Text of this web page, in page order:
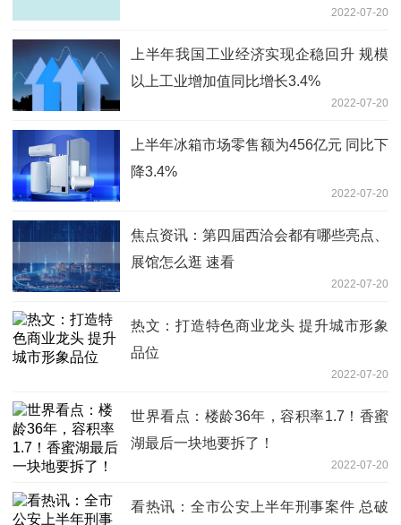
2022-07-20
上半年我国工业经济实现企稳回升 规模
以上工业增加值同比增长3.4%
2022-07-20
上半年冰箱市场零售额为456亿元 同比下
降3.4%
2022-07-20
焦点资讯：第四届西洽会都有哪些亮点、
展馆怎么逛 速看
2022-07-20
热文：打造特色商业龙头 提升城市形象
品位
2022-07-20
世界看点：楼龄36年，容积率1.7！香蜜
湖最后一块地要拆了！
2022-07-20
看热讯：全市公安上半年刑事案件 总破